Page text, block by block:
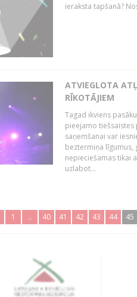
ieraksta tapšanā?
ATVIEGLOTA
RĪKOTĀJIEM
Tagad ikviens
pieejamo tiešsaistes
saņemšanai var
beztermiņa līgumus,
nepieciešamas tikai
uzlabot...
1 .. 40 41 42 43 44 45